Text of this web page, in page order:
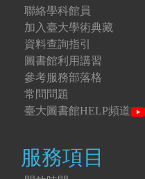
聯絡學科館員
加入臺大學術典藏
資料查詢指引
圖書館利用講習
參考服務部落格
常問問題
臺大圖書館HELP頻道
服務項目